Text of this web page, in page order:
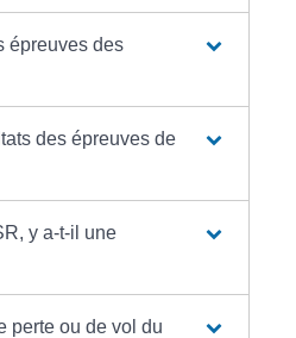
épreuves des
des épreuves de
y a-t-il une
perte ou de vol du